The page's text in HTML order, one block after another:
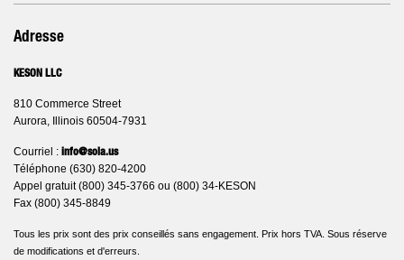
Adresse
KESON LLC
810 Commerce Street
Aurora, Illinois 60504-7931
Courriel : info@sola.us
Téléphone (630) 820-4200
Appel gratuit (800) 345-3766 ou (800) 34-KESON
Fax (800) 345-8849
Tous les prix sont des prix conseillés sans engagement. Prix hors TVA. Sous réserve
de modifications et d'erreurs.